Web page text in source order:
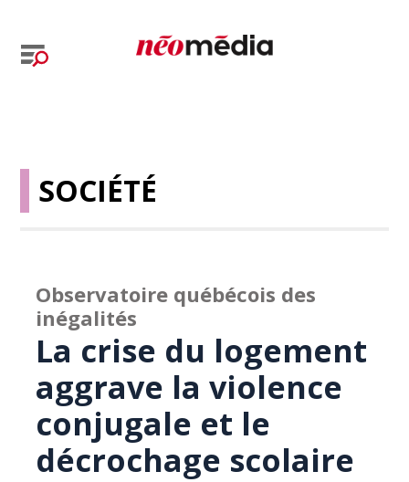
SOCIÉTÉ
Observatoire québécois des
inégalités
La crise du logement
aggrave la violence
conjugale et le
décrochage scolaire